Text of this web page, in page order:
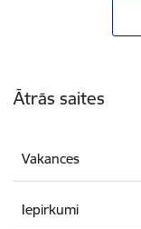
Ātrās saites
Vakances
Iepirkumi